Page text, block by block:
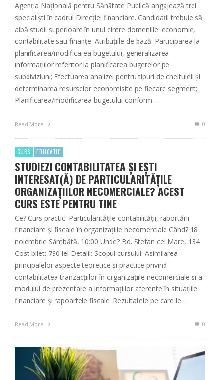
Agenția Națională pentru Sănătate Publică angajează trei
specialiști în cadrul Direcției financiare. Candidații trebuie să
aibă studii superioare în unul dintre domeniile: economie,
contabilitate sau finanțe. Atribuțiile de bază: Participarea la
planificarea/modificarea bugetului, generalizarea
informațiilor referitor la planificarea bugetelor pe
subdiviziuni; Efectuarea analizei pentru tipuri de cheltuieli și
determinarea resurselor economisite pe fiecare segment;
Planificarea/modificarea bugetului conform …
Read More 0
CURS EDUCATIE
STUDIEZI CONTABILITATEA ȘI EȘTI
INTERESAT(Ă) DE PARTICULARITĂȚILE
ORGANIZAȚIILOR NECOMERCIALE? ACEST
CURS ESTE PENTRU TINE
Ce? Curs practic: Particularitățile contabilității, raportării
financiare și fiscale în organizaţiile necomerciale Când? 18
noiembrie Sâmbătă, 10:00 Unde? Bd. Ștefan cel Mare, 134
Cost bilet: 790 lei Detalii: Scopul cursului: Asimilarea
principalelor aspecte teoretice şi practice privind
contabilitatea tranzacţiilor în organizaţiile necomerciale şi a
modului de prezentare a informaţiilor aferente în situaţiile
financiare și rapoartele fiscale. Rezultatele pe care le …
Read More 0